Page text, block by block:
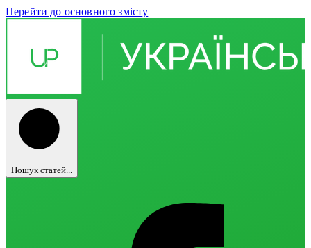
Перейти до основного змісту
Пошук статей...